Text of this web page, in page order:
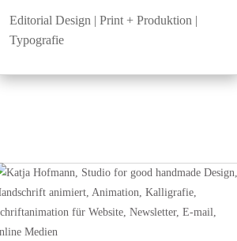
Editorial Design |Print + Produktion |
Typografie